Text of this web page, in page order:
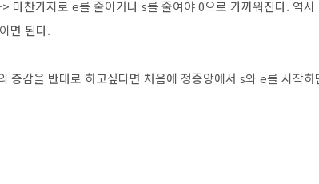
찬가지로 e를 줄이거나 s를 줄여야 0으로 가까워진다. 역시
면 된다.
증감을 반대로 하고싶다면 처음에 정중앙에서 s와 e를 시작하